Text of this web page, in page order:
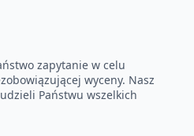
zapytanie w celu
wyceny. Nasz
Państwu wszelkich